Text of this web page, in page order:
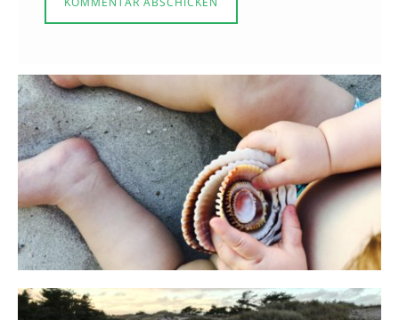
Reisen in der Elternzeit
16. SEPTEMBER 2019